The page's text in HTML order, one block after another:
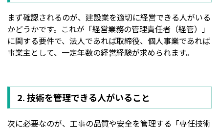
まず確認されるのが、建設業を適切に経営できる人がいる
かどうかです。これが「経営業務の管理責任者（経管）」
に関する要件で、法人であれば取締役、個人事業であれば
事業主として、一定年数の経営経験が求められます。
2. 技術を管理できる人がいること
次に必要なのが、工事の品質や安全を管理する「専任技術